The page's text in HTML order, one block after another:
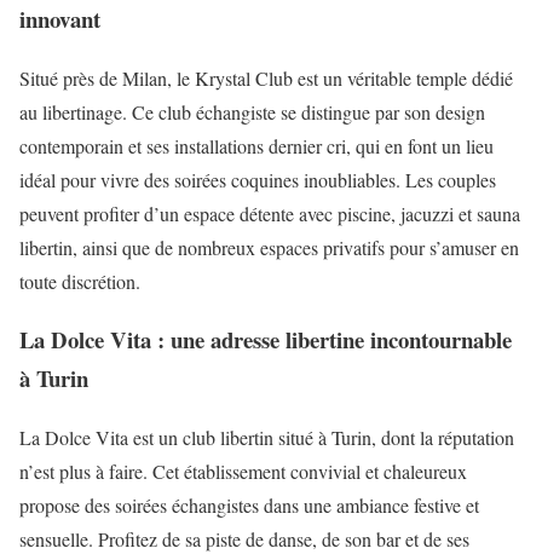
innovant
Situé près de Milan, le Krystal Club est un véritable temple dédié
au libertinage. Ce club échangiste se distingue par son design
contemporain et ses installations dernier cri, qui en font un lieu
idéal pour vivre des soirées coquines inoubliables. Les couples
peuvent profiter d’un espace détente avec piscine, jacuzzi et sauna
libertin, ainsi que de nombreux espaces privatifs pour s’amuser en
toute discrétion.
La Dolce Vita : une adresse libertine incontournable
à Turin
La Dolce Vita est un club libertin situé à Turin, dont la réputation
n’est plus à faire. Cet établissement convivial et chaleureux
propose des soirées échangistes dans une ambiance festive et
sensuelle. Profitez de sa piste de danse, de son bar et de ses